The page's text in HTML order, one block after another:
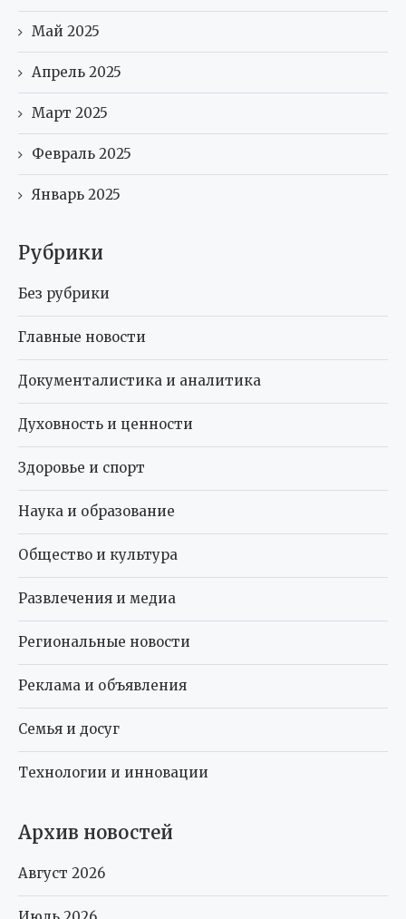
Май 2025
Апрель 2025
Март 2025
Февраль 2025
Январь 2025
Рубрики
Без рубрики
Главные новости
Документалистика и аналитика
Духовность и ценности
Здоровье и спорт
Наука и образование
Общество и культура
Развлечения и медиа
Региональные новости
Реклама и объявления
Семья и досуг
Технологии и инновации
Архив новостей
Август 2026